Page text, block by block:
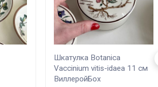
Шкатулка Botanica
Vaccinium vitis-idaea 11 см
ВиллеройБох